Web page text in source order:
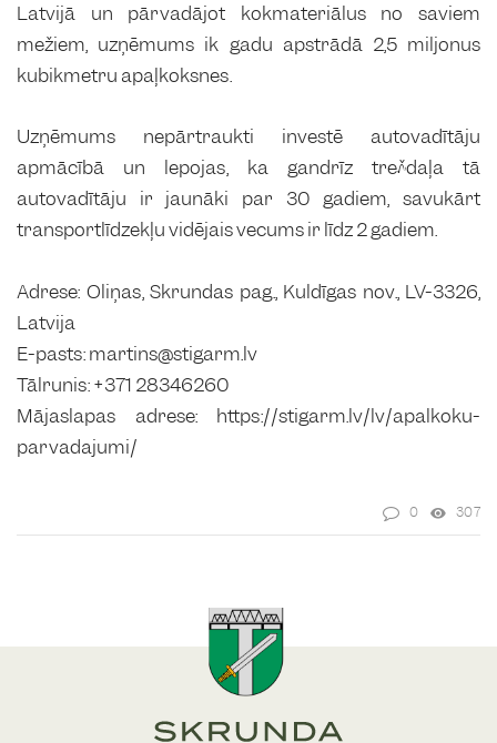
Latvijā un pārvadājot kokmateriālus no saviem
mežiem, uzņēmums ik gadu apstrādā 2,5 miljonus
kubikmetru apaļkoksnes.
Uzņēmums nepārtraukti investē autovadītāju
apmācībā un lepojas, ka gandrīz trešdaļa tā
autovadītāju ir jaunāki par 30 gadiem, savukārt
transportlīdzekļu vidējais vecums ir līdz 2 gadiem.
Adrese: Oliņas, Skrundas pag., Kuldīgas nov., LV-3326,
Latvija
E-pasts: martins@stigarm.lv
Tālrunis: +371 28346260
Mājaslapas adrese: https://stigarm.lv/lv/apalkoku-
parvadajumi/
0 307